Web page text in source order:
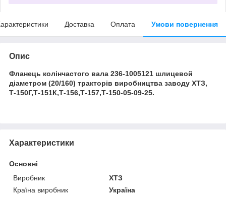
Доставка Оплата Умови повернення
Опис
Фланець колінчастого вала 236-1005121 шлицевой
діаметром (20/160) тракторів виробництва заводу ХТЗ,
Т-150Г,Т-151К,Т-156,Т-157,Т-150-05-09-25.
Характеристики
Основні
Виробник
ХТЗ
Країна виробник
Україна